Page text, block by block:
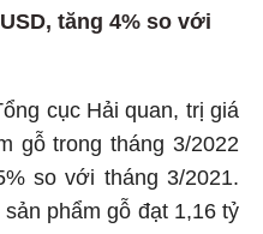
tăng 4% so với
cục Hải quan, trị giá
gỗ trong tháng 3/2022
so với tháng 3/2021.
phẩm gỗ đạt 1,16 tỷ